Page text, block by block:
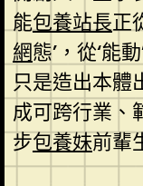
能包養站長正
網態’，從‘能
只是造出本體
成可跨行業、
步包養妹前輩